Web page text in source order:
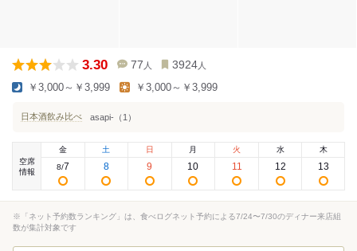
3.30 77 人 3924人
￥3,000～￥3,999 ￥3,000～￥3,999
日本酒飲み比べ asapi-（1）
空席
情報
金
8/7
土
8
日
9
月
10
火
11
水
12
木
13
※「ネット予約数ランキング」は、食べログネット予約による7/24〜7/30のディナー来店組
数が集計対象です